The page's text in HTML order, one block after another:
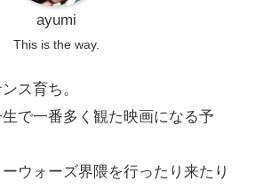
ayumi
This is the way.
ス育ち。
生で一番多く観た映画になる予
ウォーズ界隈を行ったり来たり